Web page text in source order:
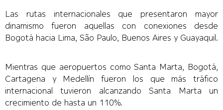
Las rutas internacionales que presentaron mayor
dinamismo fueron aquellas con conexiones desde
Bogotá hacia Lima, São Paulo, Buenos Aires y Guayaquil.
Mientras que aeropuertos como Santa Marta, Bogotá,
Cartagena y Medellín fueron los que más tráfico
internacional tuvieron alcanzando Santa Marta un
crecimiento de hasta un 110%.